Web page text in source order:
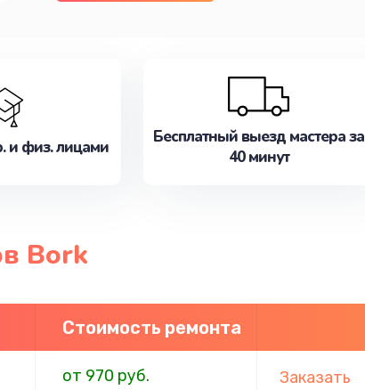
и физ. лицами
Бесплатный выезд мастера за
40 минут
Bork
Стоимость ремонта
от 970 руб. Заказать